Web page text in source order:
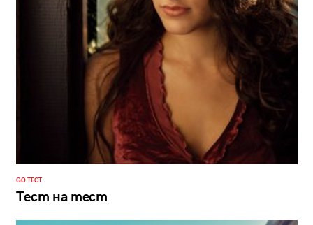
GO ТЕСТ
Тест на тест